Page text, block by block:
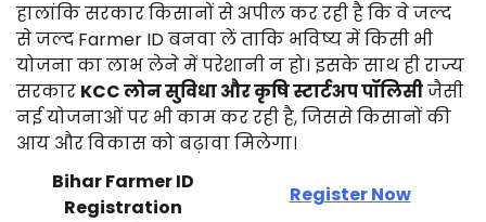
हालांकिसरकारकिसानोंसेअपीलकररहीहैकिवेजल्द
सेजल्द Farmer IDबनवालेंताकि भविष्यमेंकिसी भी
योजनाकालाभलेनेमेंपरेशानीनहो। इसकेसाथहीराज्य
सरकार KCCलोनसुविधाऔरकृषिस्टार्टअपपॉलिसीजैसी
नईयोजनाओंपर भीकामकररहीहै,जिससेकिसानोंकी
आय औरविकासकोबढ़ावामिलेगा।
Bihar Farmer ID
Registration
Register Now